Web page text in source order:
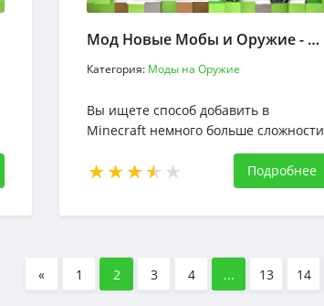
Мод Новые Мобы и Оружие - Marium's Soulslike
Категория: Моды на Оружие
Вы ищете способ добавить в
Minecraft немного больше сложности
и азарта? Если да, то вам стоит
попробовать мод оружия Marium's
Подробнее
« 1 2 3 4 ... 13 14